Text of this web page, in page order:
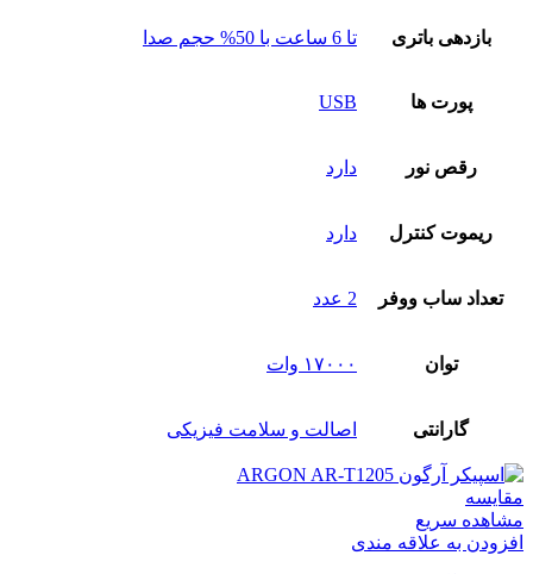
بازدهی باتری تا 6 ساعت با 50% حجم صدا
پورت‌ ها USB
رقص نور دارد
ریموت کنترل دارد
تعداد ساب‌ ووفر 2 عدد
توان ۱۷۰۰۰ وات
گارانتی اصالت و سلامت فیزیکی
مقایسه
مشاهده سریع
افزودن به علاقه مندی